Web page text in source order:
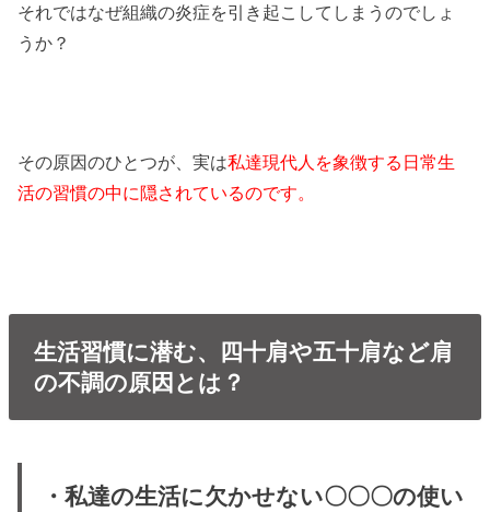
それではなぜ組織の炎症を引き起こしてしまうのでしょ
うか？
その原因のひとつが、実は私達現代人を象徴する日常生
活の習慣の中に隠されているのです。
生活習慣に潜む、四十肩や五十肩など肩
の不調の原因とは？
・私達の生活に欠かせない〇〇〇の使い